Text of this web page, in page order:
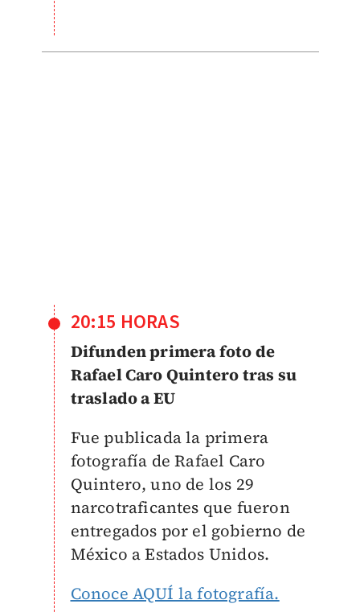
20:15 HORAS
Difunden primera foto de
Rafael Caro Quintero tras su
traslado a EU
Fue publicada la primera
fotografía de Rafael Caro
Quintero, uno de los 29
narcotraficantes que fueron
entregados por el gobierno de
México a Estados Unidos.
Conoce AQUÍ la fotografía.